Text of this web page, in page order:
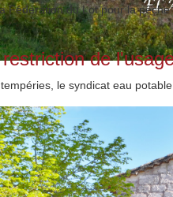
Fédération du Lot pour la
de
le syndicat eau